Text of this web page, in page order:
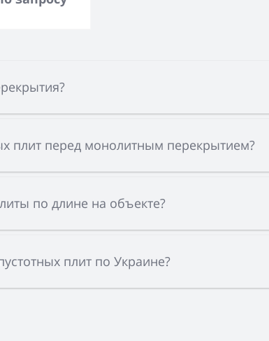
плит перед монолитным перекрытием?
по длине на объекте?
плит по Украине?